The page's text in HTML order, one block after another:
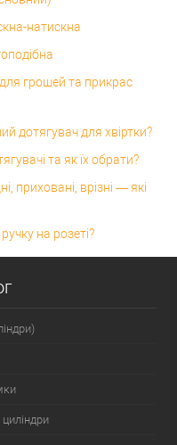
натискна
грошей та прикрас
дотягувач для хвіртки?
та як їх обрати?
приховані, врізні — які
на розеті?